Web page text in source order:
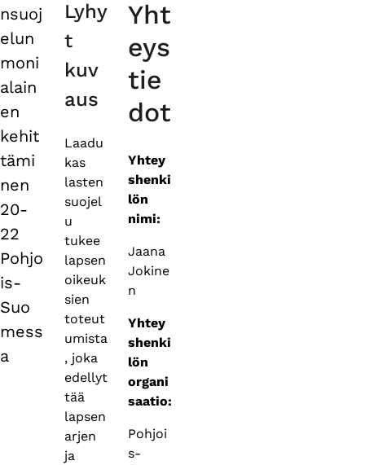
tabs
nsuoj
elun
moni
alain
en
kehit
tämi
nen
20-
22
Pohjo
is-
Suo
mess
a
Lyhy
t
kuv
aus
Laadu
kas
lasten
suojel
u
tukee
lapsen
oikeuk
sien
toteut
umista
, joka
edellyt
tää
lapsen
arjen
ja
Yht
eys
tie
dot
Yhtey
shenki
lön
nimi:
Jaana
Jokine
n
Yhtey
shenki
lön
organi
saatio:
Pohjoi
s-